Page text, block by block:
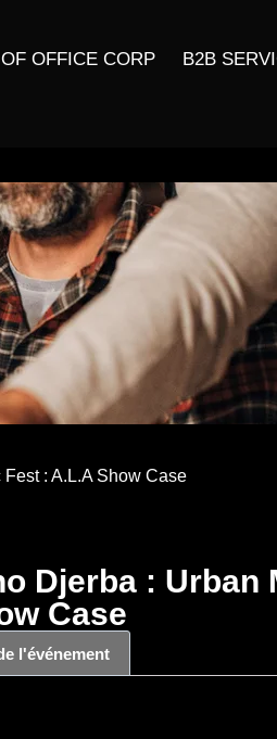
OFFICE CORP
B2B
: A.L.A Show Case
Djerba : Urban
Case
l'événement